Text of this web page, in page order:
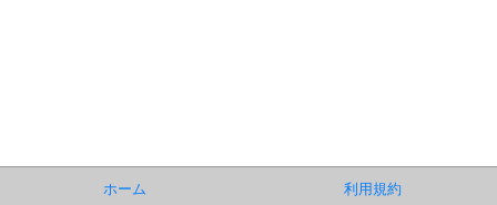
ホーム 利用規約